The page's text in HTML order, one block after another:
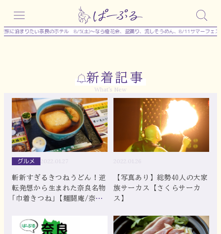
容泊まりたい奈良のホテル 8/5(土)～なら燈花会、盆踊り、流しそうめん、8/11サマーフェス
新着記事
What’s New
グルメ
斬新すぎるきつねうどん！逆
転発想から生まれた奈良名物
｢巾着きつね｣【麺闘庵/奈良
【写真あり】総勢40人の大家
族サーカス【さくらサーカ
ス】